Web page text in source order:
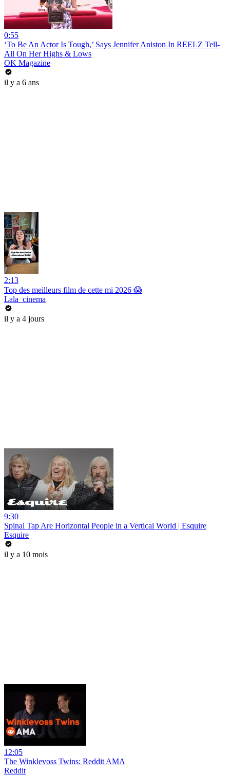
0:55
‘To Be An Actor Is Tough,’ Says Jennifer Aniston In REELZ Tell-
All On Her Highs & Lows
OK Magazine
il y a 6 ans
2:13
Top des meilleurs film de cette mi 2026 😱
Lala_cinema
il y a 4 jours
9:30
Spinal Tap Are Horizontal People in a Vertical World | Esquire
Esquire
il y a 10 mois
12:05
The Winklevoss Twins: Reddit AMA
Reddit